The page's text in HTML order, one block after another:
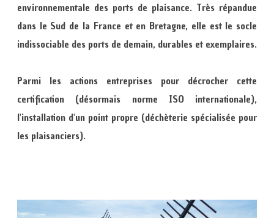
environnementale des ports de plaisance. Très répandue
dans le Sud de la France et en Bretagne, elle est le socle
indissociable des ports de demain, durables et exemplaires.
Parmi les actions entreprises pour décrocher cette
certification (désormais norme ISO internationale),
l'installation d'un point propre (déchèterie spécialisée pour
les plaisanciers).